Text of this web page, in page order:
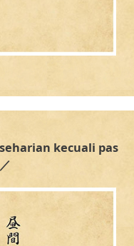
kecuali pas